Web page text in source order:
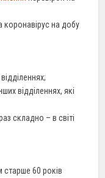
на добу
відділеннях, які
складно – в світі
60 років